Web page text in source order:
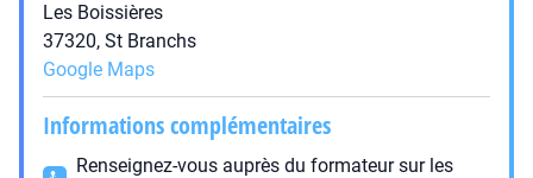
Les Boissières
37320, St Branchs
Google Maps
Informations complémentaires
Renseignez-vous auprès du formateur sur les